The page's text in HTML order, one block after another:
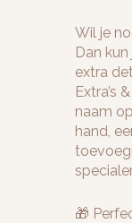
Wil je
Dan
extra
Extra’s
naam
hand,
🎁